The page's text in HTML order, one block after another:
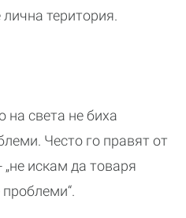
територия.
на света не биха
Често го правят от
искам да товаря